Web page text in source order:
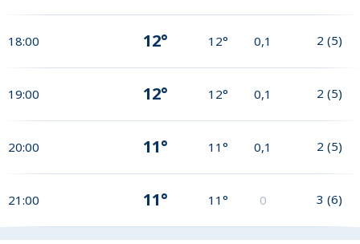
18:00 12° 12° 0,1 2 (5)
19:00 12° 12° 0,1 2 (5)
20:00 11° 11° 0,1 2 (5)
21:00 11° 11° 0 3 (6)